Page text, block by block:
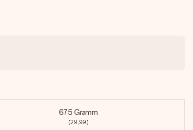
675 Gramm
(29,99)